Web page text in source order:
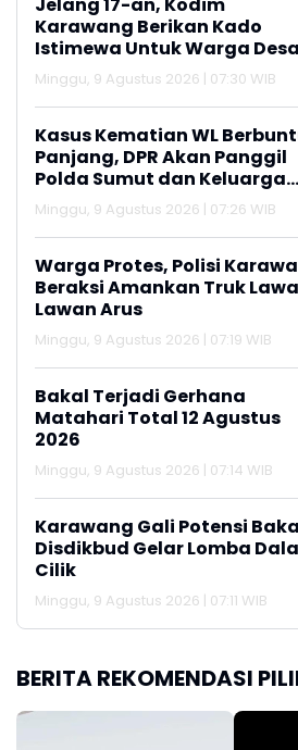
Karawang Berikan Kado
Istimewa Untuk Warga Desa
Kalijati Jatisari
Minggu, 9 Agustus 2026 | 07:30 WIB
Kasus Kematian WL
Panjang, DPR Akan Panggil
Polda Sumut dan Keluarga
Korban
Minggu, 9 Agustus 2026 | 07:26 WIB
Warga Protes, Polisi
Beraksi Amankan Truk
Lawan Arus
Minggu, 9 Agustus 2026 | 07:19 WIB
Bakal Terjadi Gerhana
Matahari Total 12 Agustus
2026
Minggu, 9 Agustus 2026 | 07:14 WIB
Karawang Gali Potensi
Disdikbud Gelar Lomba
Cilik
Minggu, 9 Agustus 2026 | 07:11 WIB
BERITA REKOMENDASI